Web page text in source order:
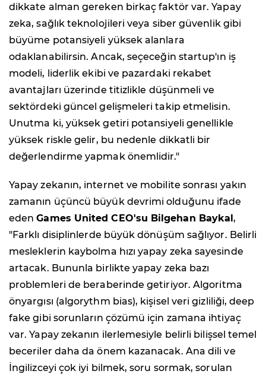
dikkate alman gereken birkaç faktör var. Yapay
zeka, sağlık teknolojileri veya siber güvenlik gibi
büyüme potansiyeli yüksek alanlara
odaklanabilirsin. Ancak, seçeceğin startup'ın iş
modeli, liderlik ekibi ve pazardaki rekabet
avantajları üzerinde titizlikle düşünmeli ve
sektördeki güncel gelişmeleri takip etmelisin.
Unutma ki, yüksek getiri potansiyeli genellikle
yüksek riskle gelir, bu nedenle dikkatli bir
değerlendirme yapmak önemlidir."
Yapay zekanın, internet ve mobilite sonrası yakın
zamanın üçüncü büyük devrimi olduğunu ifade
edenGames United CEO'su Bilgehan Baykal,
"Farklı disiplinlerde büyük dönüşüm sağlıyor. Belirli
mesleklerin kaybolma hızı yapay zeka sayesinde
artacak. Bununla birlikte yapay zeka bazı
problemleri de beraberinde getiriyor. Algoritma
önyargısı (algorythm bias), kişisel veri gizliliği, deep
fake gibi sorunların çözümü için zamana ihtiyaç
var. Yapay zekanın ilerlemesiyle belirli bilişsel temel
beceriler daha da önem kazanacak. Ana dili ve
İngilizceyi çok iyi bilmek, soru sormak, sorulan